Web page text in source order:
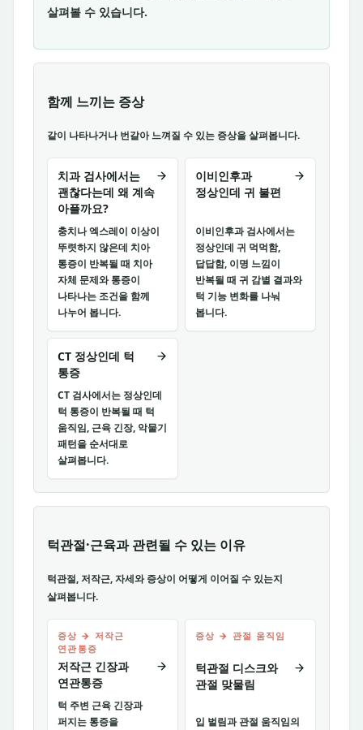
살펴볼 수 있습니다.
함께 느끼는 증상
같이 나타나거나 번갈아 느껴질 수 있는 증상을 살펴봅니다.
치과 검사에서는
괜찮다는데 왜 계속
아플까요?
충치나 엑스레이 이상이
뚜렷하지 않은데 치아
통증이 반복될 때 치아
자체 문제와 통증이
나타나는 조건을 함께
나누어 봅니다.
이비인후과
정상인데 귀 불편
이비인후과 검사에서는
정상인데 귀 먹먹함,
답답함, 이명 느낌이
반복될 때 귀 감별 결과와
턱 기능 변화를 나눠
봅니다.
CT 정상인데 턱
통증
CT 검사에서는 정상인데
턱 통증이 반복될 때 턱
움직임, 근육 긴장, 악물기
패턴을 순서대로
살펴봅니다.
턱관절·근육과 관련될 수 있는 이유
턱관절, 저작근, 자세와 증상이 어떻게 이어질 수 있는지
살펴봅니다.
증상 → 저작근
연관통증
저작근 긴장과
연관통증
턱 주변 근육 긴장과
퍼지는 통증을
증상 → 관절 움직임
턱관절 디스크와
관절 맞물림
입 벌림과 관절 움직임의